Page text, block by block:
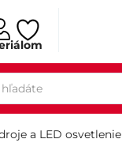
a LED osvetlenie